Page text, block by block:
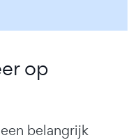
op
belangrijk